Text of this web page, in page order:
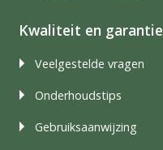
Kwaliteit en garantie
Veelgestelde vragen
Onderhoudstips
Gebruiksaanwijzing